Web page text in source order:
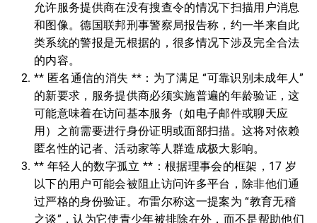
允许服务提供商在没有搜查令的情况下扫描用户消息
和图像。德国联邦刑事警察局报告称，约一半来自此
类系统的警报是无根据的，很多情况下涉及完全合法
的内容。
** 匿名通信的消失 **：为了满足 “可靠识别未成年人”
的新要求，服务提供商必须实施普遍的年龄验证，这
可能意味着在访问基本服务（如电子邮件或聊天应
用）之前需要进行身份证明或面部扫描。这将对依赖
匿名性的记者、活动家等人群造成极大影响。
** 年轻人的数字孤立 **：根据理事会的框架，17 岁
以下的用户可能会被阻止访问许多平台，除非他们通
过严格的身份验证。布雷尔称这一提案为 “教育无稽
之谈”，认为它使青少年被排除在外，而不是帮助他们